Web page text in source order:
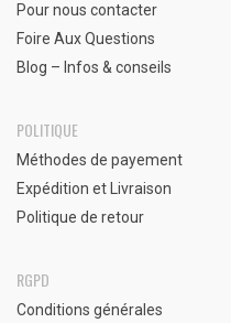
Pour nous contacter
Foire Aux Questions
Blog – Infos & conseils
POLITIQUE
Méthodes de payement
Expédition et Livraison
Politique de retour
RGPD
Conditions générales